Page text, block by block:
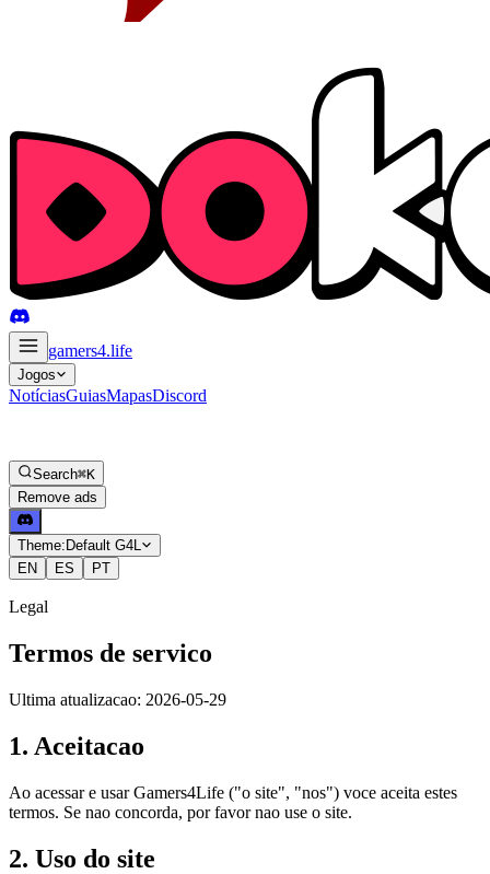
gamers4.life
Jogos
NotíciasGuiasMapasDiscord
Search⌘K
Remove ads
Theme: Default G4L
EN
ES PT
Legal
Termos de servico
Ultima atualizacao: 2026-05-29
1. Aceitacao
Ao acessar e usar Gamers4Life ("o site", "nos") voce aceita estes
termos. Se nao concorda, por favor nao use o site.
2. Uso do site